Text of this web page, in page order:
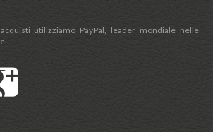
utilizziamo PayPal, leader mondiale nelle